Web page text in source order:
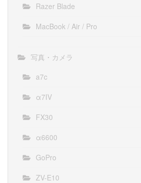
Razer Blade
MacBook / Air / Pro
写真・カメラ
a7c
α7IV
FX30
α6600
GoPro
ZV-E10